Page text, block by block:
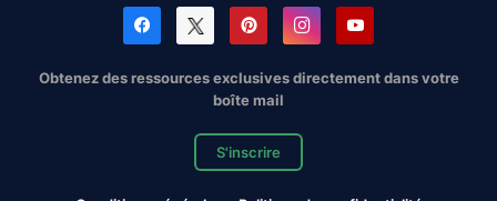
Obtenez des ressources exclusives directement dans votre
boîte mail
S'inscrire